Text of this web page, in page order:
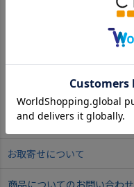
返品・交換について
お取寄せについて
商品についてのお問い合わせ